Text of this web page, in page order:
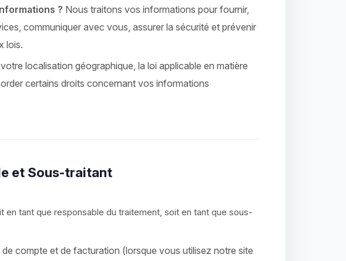
? Nous traitons vos informations pour fournir,
communiquer avec vous, assurer la sécurité et prévenir
lois.
localisation géographique, la loi applicable en matière
certains droits concernant vos informations
et Sous-traitant
en tant que responsable du traitement, soit en tant que sous-
compte et de facturation (lorsque vous utilisez notre site